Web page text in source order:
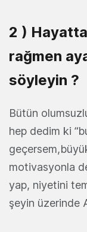
2 )
rağmen
söyleyin ?
Bütün
hep dedim ki
motivasyonla
yap, niyetini
şeyin üzerinde